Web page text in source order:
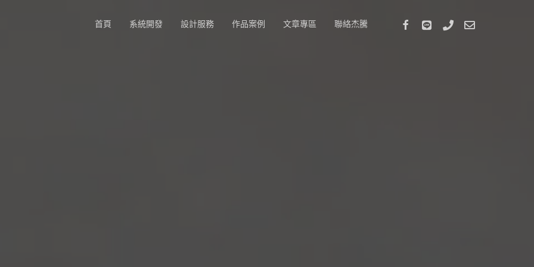
首頁 系統開發 設計服務 作品案例 文章專區 聯絡杰騰 FacebookStackexchange
Phone Email